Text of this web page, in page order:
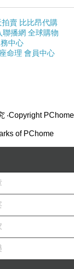
拍賣 比比昂代購
聯播網 全球購物
中心
命理 會員中心
‧Copyright PChome
of PChome